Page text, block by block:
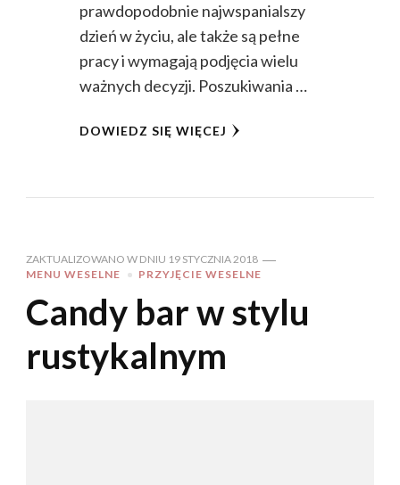
prawdopodobnie najwspanialszy
dzień w życiu, ale także są pełne
pracy i wymagają podjęcia wielu
ważnych decyzji. Poszukiwania …
DOWIEDZ SIĘ WIĘCEJ
ZAKTUALIZOWANO W DNIU 19 STYCZNIA 2018
MENU WESELNE
PRZYJĘCIE WESELNE
Candy bar w stylu
rustykalnym